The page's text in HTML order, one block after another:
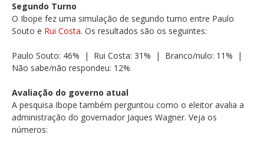
Segundo Turno
O Ibope fez uma simulação de segundo turno entre Paulo
Souto e Rui Costa. Os resultados são os seguintes:
Paulo Souto: 46% | Rui Costa: 31% | Branco/nulo: 11% |
Não sabe/não respondeu: 12%
Avaliação do governo atual
A pesquisa Ibope também perguntou como o eleitor avalia a
administração do governador Jaques Wagner. Veja os
números: